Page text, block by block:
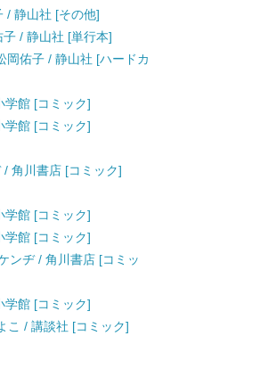
/ 静山社 [その他]
/ 静山社 [単行本]
岡佑子 / 静山社 [ハードカ
学館 [コミック]
学館 [コミック]
角川書店 [コミック]
学館 [コミック]
学館 [コミック]
ンヂ / 角川書店 [コミッ
学館 [コミック]
こ / 講談社 [コミック]